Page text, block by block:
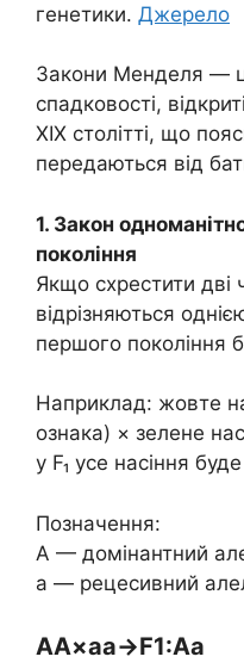
генетики. Джерело
Закони Менделя —
спадковості,
XIX столітті, що
передаються від
1. Закон
покоління
Якщо схрестити дві
відрізняються
першого покоління
Наприклад: жовте
ознака) × зелене
у F₁ усе насіння
Позначення:
A — домінантний
a — рецесивний
AA×aa→F1:Aa